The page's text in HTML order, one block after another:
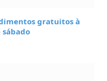
gratuitos à
sábado